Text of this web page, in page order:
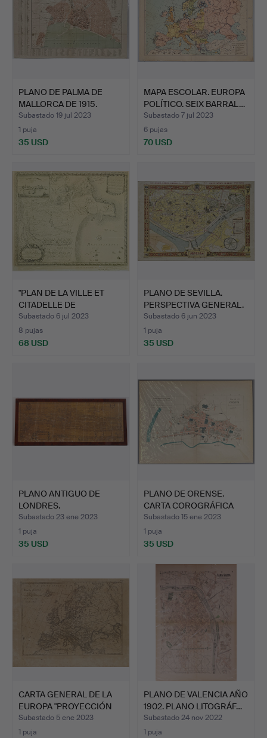
PLANO DE PALMA DE
MALLORCA DE 1915.
Subastado 19 jul 2023
1 puja
35 USD
MAPA ESCOLAR. EUROPA
POLÍTICO. SEIX BARRAL…
Subastado 7 jul 2023
6 pujas
70 USD
"PLAN DE LA VILLE ET
CITADELLE DE
PALAMOS"…
Subastado 6 jul 2023
8 pujas
68 USD
PLANO DE SEVILLA.
PERSPECTIVA GENERAL.
Subastado 6 jun 2023
1 puja
35 USD
PLANO ANTIGUO DE
LONDRES.
Subastado 23 ene 2023
1 puja
35 USD
PLANO DE ORENSE.
CARTA COROGRÁFICA
SOBRE P…
Subastado 15 ene 2023
1 puja
35 USD
CARTA GENERAL DE LA
EUROPA "PROYECCIÓN
CÓN…
Subastado 5 ene 2023
1 puja
PLANO DE VALENCIA AÑO
1902. PLANO LITOGRÁF…
Subastado 24 nov 2022
1 puja